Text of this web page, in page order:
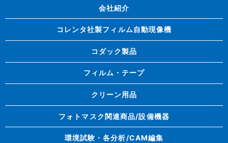
会社紹介
コレンタ社製フィルム自動現像機
コダック製品
フィルム・テープ
クリーン用品
フォトマスク関連商品/設備機器
環境試験・各分析/CAM編集